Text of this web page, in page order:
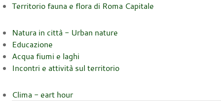
Territorio fauna e flora di Roma Capitale
Natura in città - Urban nature
Educazione
Acqua fiumi e laghi
Incontri e attività sul territorio
Clima - eart hour